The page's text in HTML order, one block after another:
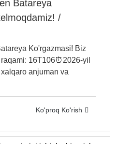
Batareya
/
Ko'rgazmasi! Biz
16T106⏰2026-yil
anjuman va
Ko'proq Ko'rish